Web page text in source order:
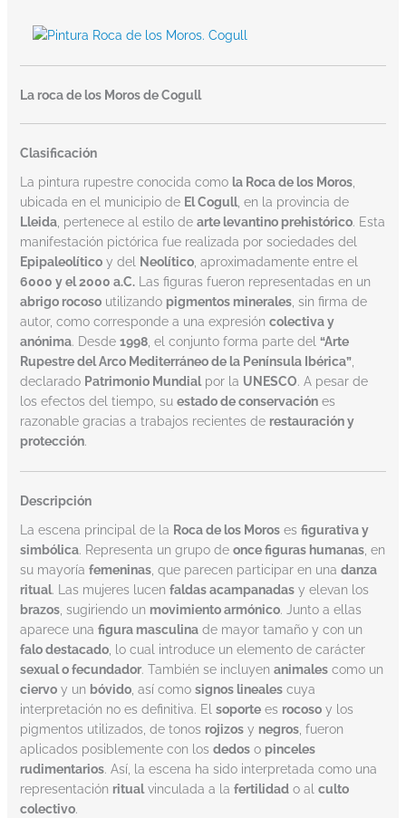
La roca de los Moros de Cogull
Clasificación
La pintura rupestre conocida como la Roca de los Moros,
ubicada en el municipio de El Cogull, en la provincia de
Lleida, pertenece al estilo de arte levantino prehistórico. Esta
manifestación pictórica fue realizada por sociedades del
Epipaleolíticoy del Neolítico, aproximadamente entre el
6000 y el 2000 a.C.Las figuras fueron representadas en un
abrigo rocosoutilizando pigmentos minerales, sin firma de
autor, como corresponde a una expresión colectiva y
anónima. Desde 1998, el conjunto forma parte del “Arte
Rupestre del Arco Mediterráneo de la Península Ibérica”,
declarado Patrimonio Mundialpor la UNESCO. A pesar de
los efectos del tiempo, su estado de conservaciónes
razonable gracias a trabajos recientes de restauración y
protección.
Descripción
La escena principal de la Roca de los Moroses figurativa y
simbólica. Representa un grupo de once figuras humanas, en
su mayoría femeninas, que parecen participar en una danza
ritual. Las mujeres lucen faldas acampanadasy elevan los
brazos, sugiriendo un movimiento armónico. Junto a ellas
aparece una figura masculinade mayor tamaño y con un
falo destacado, lo cual introduce un elemento de carácter
sexual o fecundador. También se incluyen animalescomo un
ciervoy un bóvido, así como signos linealescuya
interpretación no es definitiva. El soportees rocosoy los
pigmentos utilizados, de tonos rojizosy negros, fueron
aplicados posiblemente con los dedoso pinceles
rudimentarios. Así, la escena ha sido interpretada como una
representación ritualvinculada a la fertilidado al culto
colectivo.